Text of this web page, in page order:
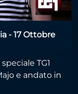
- 17 Ottobre
TG1
e andato in